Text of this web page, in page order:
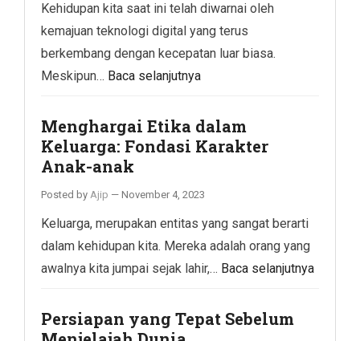
Kehidupan kita saat ini telah diwarnai oleh
kemajuan teknologi digital yang terus
berkembang dengan kecepatan luar biasa.
Meskipun… Baca selanjutnya
Menghargai Etika dalam
Keluarga: Fondasi Karakter
Anak-anak
Posted by Ajip — November 4, 2023
Keluarga, merupakan entitas yang sangat berarti
dalam kehidupan kita. Mereka adalah orang yang
awalnya kita jumpai sejak lahir,… Baca selanjutnya
Persiapan yang Tepat Sebelum